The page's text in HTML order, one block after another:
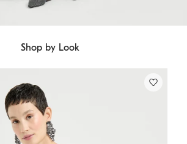
Shop by Look